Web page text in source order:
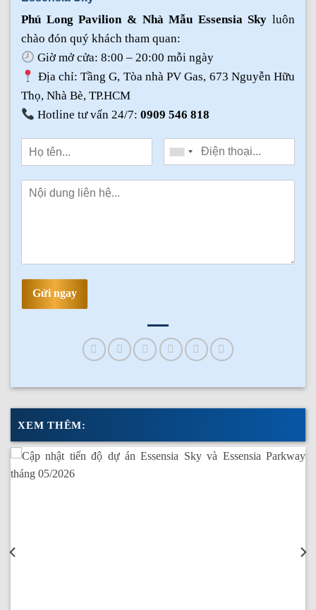
Phú Long Pavilion & Nhà Mẫu Essensia Sky luôn
chào đón quý khách tham quan:
Giờ mở cửa: 8:00 – 20:00 mỗi ngày
Địa chỉ: Tầng G, Tòa nhà PV Gas, 673 Nguyễn Hữu
Thọ, Nhà Bè, TP.HCM
Hotline tư vấn 24/7:0909 546 818
Gửi ngay
XEM THÊM: